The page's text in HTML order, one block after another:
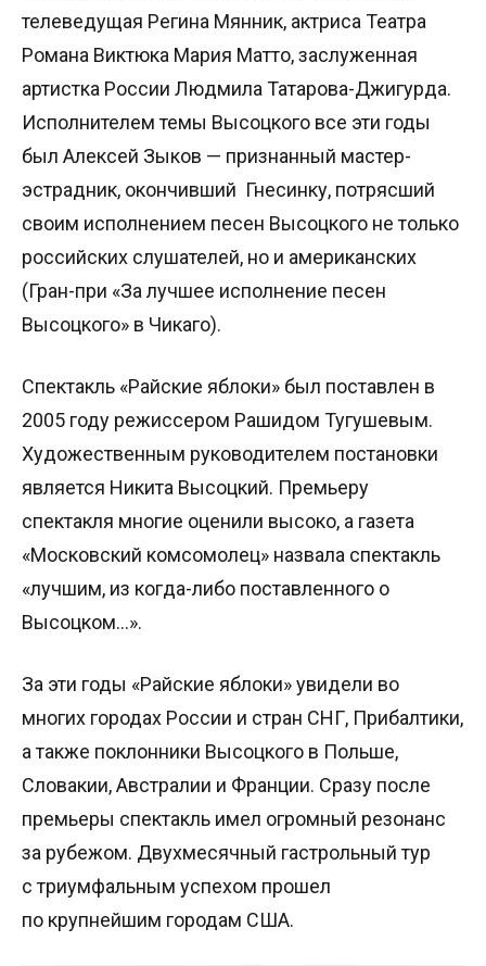
телеведущая Регина Мянник, актриса Театра
Романа Виктюка Мария Матто, заслуженная
артистка России Людмила Татарова-Джигурда.
Исполнителем темы Высоцкого все эти годы
был Алексей Зыков — признанный мастер-
эстрадник, окончивший Гнесинку, потрясший
своим исполнением песен Высоцкого не только
российских слушателей, но и американских
(Гран-при «За лучшее исполнение песен
Высоцкого» в Чикаго).
Спектакль «Райские яблоки» был поставлен в
2005 году режиссером Рашидом Тугушевым.
Художественным руководителем постановки
является Никита Высоцкий. Премьеру
спектакля многие оценили высоко, а газета
«Московский комсомолец» назвала спектакль
«лучшим, из когда-либо поставленного о
Высоцком…».
За эти годы «Райские яблоки» увидели во
многих городах России и стран СНГ, Прибалтики,
а также поклонники Высоцкого в Польше,
Словакии, Австралии и Франции. Сразу после
премьеры спектакль имел огромный резонанс
за рубежом. Двухмесячный гастрольный тур
с триумфальным успехом прошел
по крупнейшим городам США.